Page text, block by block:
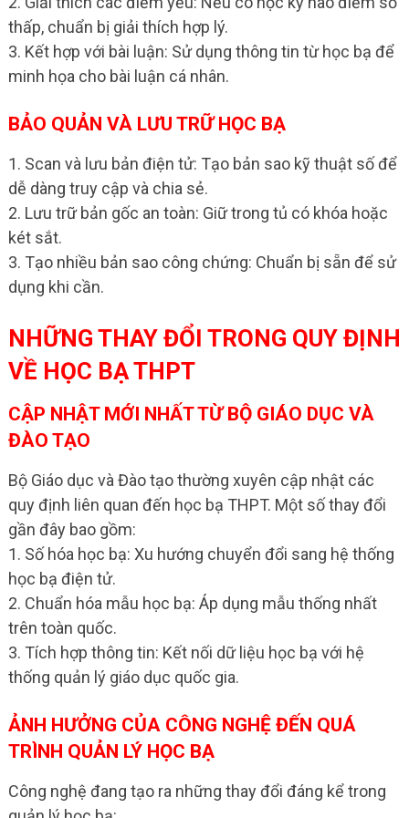
thấp, chuẩn bị giải thích hợp lý.
3. Kết hợp với bài luận: Sử dụng thông tin từ học bạ để
minh họa cho bài luận cá nhân.
BẢO QUẢN VÀ LƯU TRỮ HỌC BẠ
1. Scan và lưu bản điện tử: Tạo bản sao kỹ thuật số để
dễ dàng truy cập và chia sẻ.
2. Lưu trữ bản gốc an toàn: Giữ trong tủ có khóa hoặc
két sắt.
3. Tạo nhiều bản sao công chứng: Chuẩn bị sẵn để sử
dụng khi cần.
NHỮNG THAY ĐỔI TRONG QUY ĐỊNH
VỀ HỌC BẠ THPT
CẬP NHẬT MỚI NHẤT TỪ BỘ GIÁO DỤC VÀ
ĐÀO TẠO
Bộ Giáo dục và Đào tạo thường xuyên cập nhật các
quy định liên quan đến học bạ THPT. Một số thay đổi
gần đây bao gồm:
1. Số hóa học bạ: Xu hướng chuyển đổi sang hệ thống
học bạ điện tử.
2. Chuẩn hóa mẫu học bạ: Áp dụng mẫu thống nhất
trên toàn quốc.
3. Tích hợp thông tin: Kết nối dữ liệu học bạ với hệ
thống quản lý giáo dục quốc gia.
ẢNH HƯỞNG CỦA CÔNG NGHỆ ĐẾN QUÁ
TRÌNH QUẢN LÝ HỌC BẠ
Công nghệ đang tạo ra những thay đổi đáng kể trong